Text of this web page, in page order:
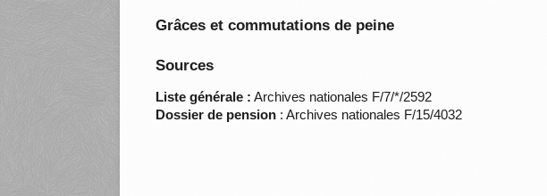
Grâces et commutations de peine
Sources
Liste générale : Archives nationales F/7/*/2592
Dossier de pension : Archives nationales F/15/4032